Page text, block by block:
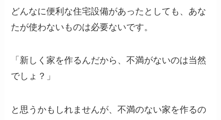
どんなに便利な住宅設備があったとしても、あな
たが使わないものは必要ないです。
「新しく家を作るんだから、不満がないのは当然
でしょ？」
と思うかもしれませんが、不満のない家を作るの